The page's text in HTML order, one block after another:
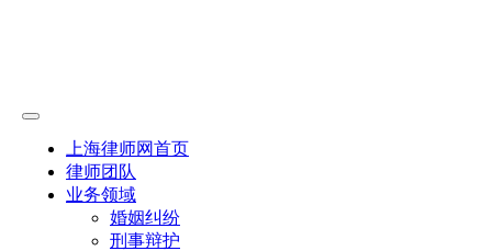
上海律师网首页
律师团队
业务领域
婚姻纠纷
刑事辩护